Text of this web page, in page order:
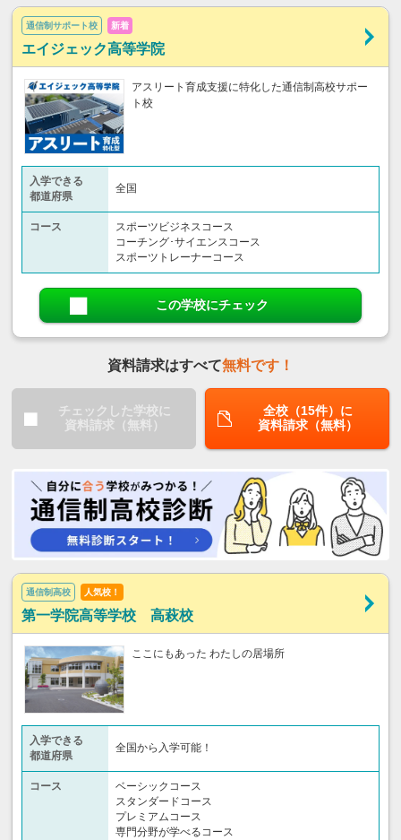
通信制サポート校 新着
エイジェック高等学院
アスリート育成支援に特化した通信制高校サポー
ト校
入学できる
都道府県
全国
コース
スポーツビジネスコース
コーチング･サイエンスコース
スポーツトレーナーコース
この学校にチェック
資料請求はすべて無料です！
チェックした学校に
資料請求（無料）
全校（15件）に
資料請求（無料）
通信制高校 人気校！
第一学院高等学校 高萩校
ここにもあった わたしの居場所
入学できる
都道府県
全国から入学可能！
コース
ベーシックコース
スタンダードコース
プレミアムコース
専門分野が学べるコース